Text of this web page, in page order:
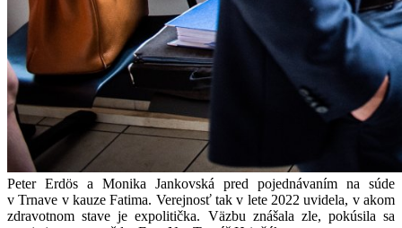
Peter Erdös a Monika Jankovská pred pojednávaním na súde
v Trnave v kauze Fatima. Verejnosť tak v lete 2022 uvidela, v akom
zdravotnom stave je expolitička. Väzbu znášala zle, pokúsila sa